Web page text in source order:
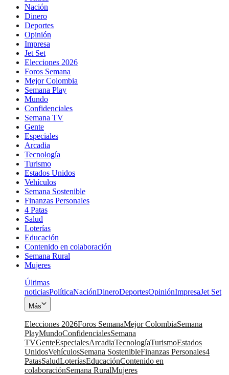
Nación
Dinero
Deportes
Opinión
Impresa
Jet Set
Elecciones 2026
Foros Semana
Mejor Colombia
Semana Play
Mundo
Confidenciales
Semana TV
Gente
Especiales
Arcadia
Tecnología
Turismo
Estados Unidos
Vehículos
Semana Sostenible
Finanzas Personales
4 Patas
Salud
Loterías
Educación
Contenido en colaboración
Semana Rural
Mujeres
Últimas
noticiasPolíticaNaciónDineroDeportesOpiniónImpresaJet Set
Más
Elecciones 2026Foros SemanaMejor ColombiaSemana
PlayMundoConfidencialesSemana
TVGenteEspecialesArcadiaTecnologíaTurismoEstados
UnidosVehículosSemana SostenibleFinanzas Personales4
PatasSaludLoteríasEducaciónContenido en
colaboraciónSemana RuralMujeres